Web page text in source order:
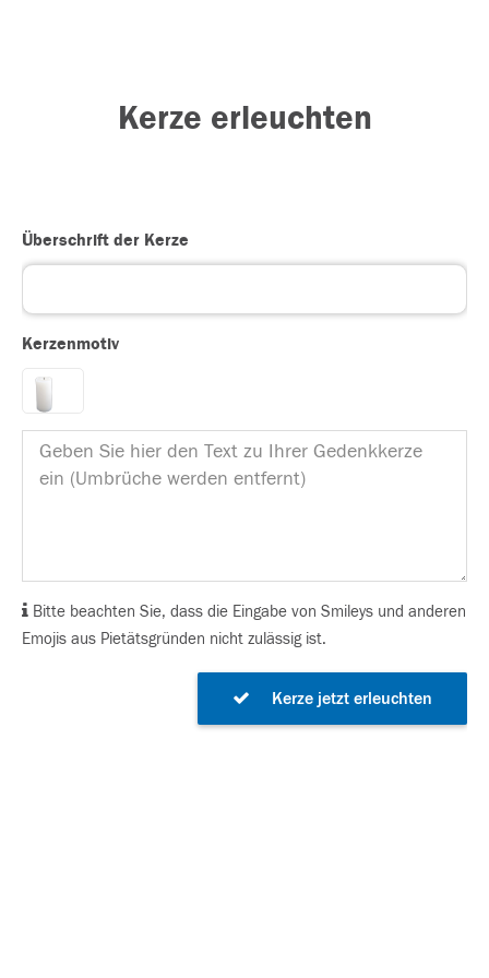
Kerze erleuchten
Überschrift der Kerze
Kerzenmotiv
Bitte beachten Sie, dass die Eingabe von Smileys und anderen
Emojis aus Pietätsgründen nicht zulässig ist.
Kerze jetzt erleuchten